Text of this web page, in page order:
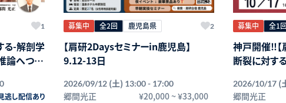
1
る-解剖学
論へつな
逃し配信あり
募集中 全2回 鹿児島県 2
【肩研2Daysセミナーin鹿児島】
9.12-13日
2026/09/12 (土) 13:00 - 17:00
郷間光正 ¥20,000~¥33,000
募集中 全1回
神戸開催‼【
断裂に対す
2026/10/17 (
郷間光正